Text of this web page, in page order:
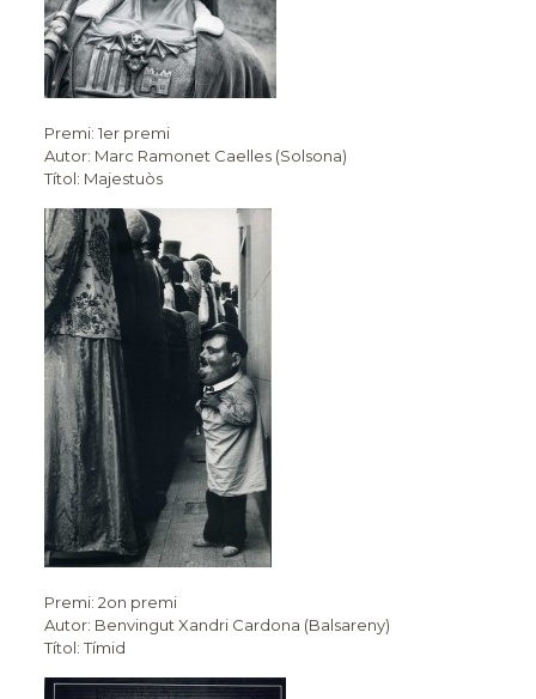
Premi: 1er premi
Autor: Marc Ramonet Caelles (Solsona)
Títol: Majestuòs
Premi: 2on premi
Autor: Benvingut Xandri Cardona (Balsareny)
Títol: Tímid